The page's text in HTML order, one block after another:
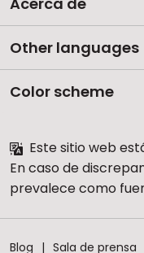
Other languages
Color scheme
Este sitio web
En caso de
prevalece como
Blog Sala de prensa